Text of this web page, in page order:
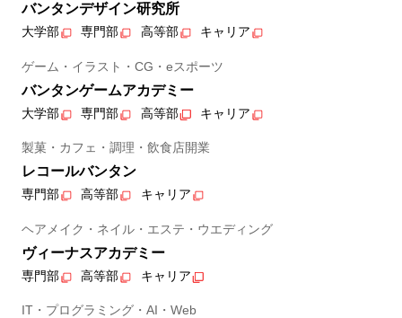
バンタンデザイン研究所
大学部 専門部 高等部 キャリア
ゲーム・イラスト・CG・eスポーツ
バンタンゲームアカデミー
大学部 専門部 高等部 キャリア
製菓・カフェ・調理・飲食店開業
レコールバンタン
専門部 高等部 キャリア
ヘアメイク・ネイル・エステ・ウエディング
ヴィーナスアカデミー
専門部 高等部 キャリア
IT・プログラミング・AI・Web